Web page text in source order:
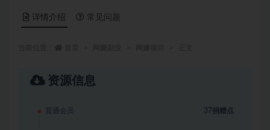
详情介绍 常见问题
资源信息
普通会员 37捐赠点